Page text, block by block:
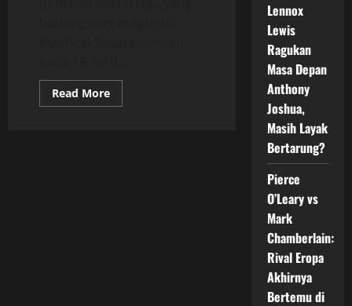
Read MoreRead
more
Lennox
Lewis
Ragukan
Masa Depan
Anthony
Joshua,
Masih Layak
Bertarung?
Pierce
O’Leary vs
Mark
Chamberlain:
Rival Eropa
Akhirnya
Bertemu di